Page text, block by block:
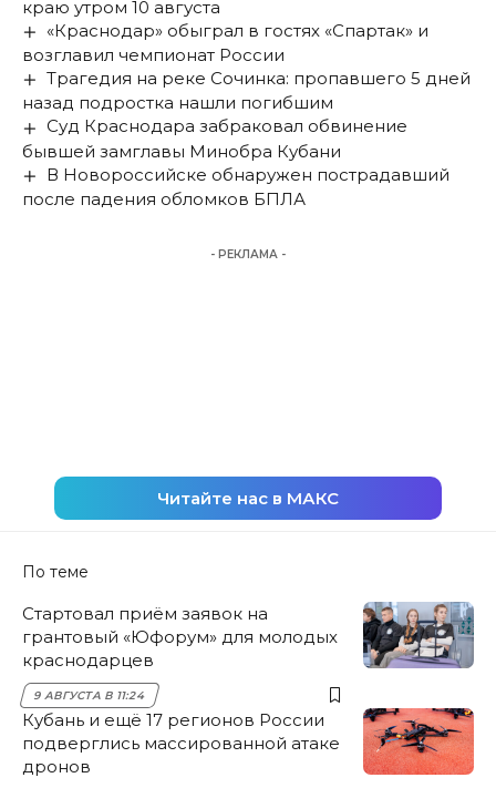
краю утром 10 августа
«Краснодар» обыграл в гостях «Спартак» и
возглавил чемпионат России
Трагедия на реке Сочинка: пропавшего 5 дней
назад подростка нашли погибшим
Суд Краснодара забраковал обвинение
бывшей замглавы Минобра Кубани
В Новороссийске обнаружен пострадавший
после падения обломков БПЛА
- РЕКЛАМА -
Читайте нас в МАКС
По теме
Стартовал приём заявок на
грантовый «Юфорум» для молодых
краснодарцев
9 АВГУСТА В 11:24
Кубань и ещё 17 регионов России
подверглись массированной атаке
дронов